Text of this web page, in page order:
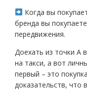
Когда вы
бренда вы
передвижения.
Доехать из точки А
на такси, а вот
первый – это
доказательств,